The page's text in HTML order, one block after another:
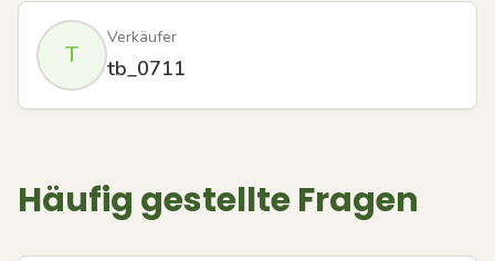
T
Verkäufer
tb_0711
Häufig gestellte Fragen